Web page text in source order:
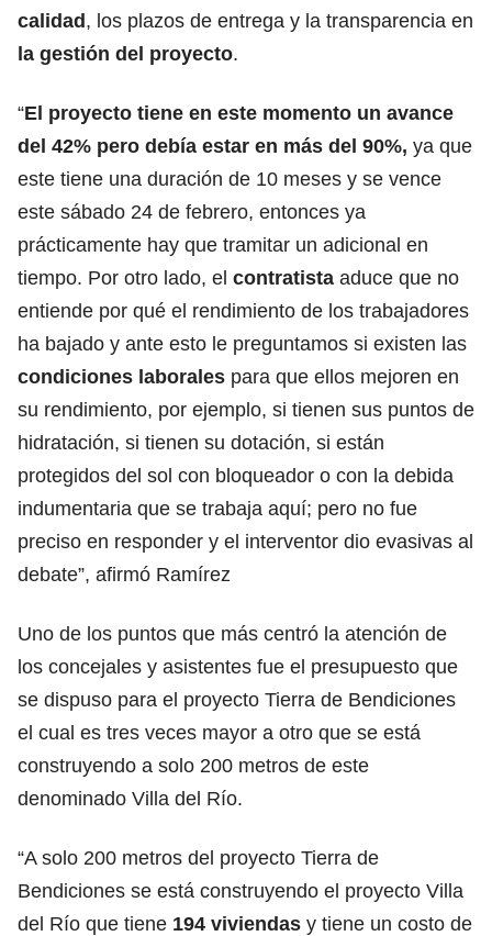
calidad, los plazos de entrega y la transparencia en
la gestión del proyecto.
“El proyecto tiene en este momento un avance
del 42% pero debía estar en más del 90%, ya que
este tiene una duración de 10 meses y se vence
este sábado 24 de febrero, entonces ya
prácticamente hay que tramitar un adicional en
tiempo. Por otro lado, el contratista aduce que no
entiende por qué el rendimiento de los trabajadores
ha bajado y ante esto le preguntamos si existen las
condiciones laborales para que ellos mejoren en
su rendimiento, por ejemplo, si tienen sus puntos de
hidratación, si tienen su dotación, si están
protegidos del sol con bloqueador o con la debida
indumentaria que se trabaja aquí; pero no fue
preciso en responder y el interventor dio evasivas al
debate”, afirmó Ramírez
Uno de los puntos que más centró la atención de
los concejales y asistentes fue el presupuesto que
se dispuso para el proyecto Tierra de Bendiciones
el cual es tres veces mayor a otro que se está
construyendo a solo 200 metros de este
denominado Villa del Río.
“A solo 200 metros del proyecto Tierra de
Bendiciones se está construyendo el proyecto Villa
del Río que tiene 194 viviendas y tiene un costo de